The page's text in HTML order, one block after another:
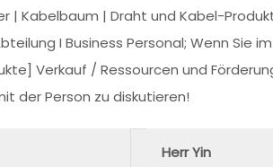
| Kabelbaum | Draht und Kabel-
I Business Personal; Wenn Sie
Verkauf / Ressourcen und
der Person zu diskutieren!
Herr Yin